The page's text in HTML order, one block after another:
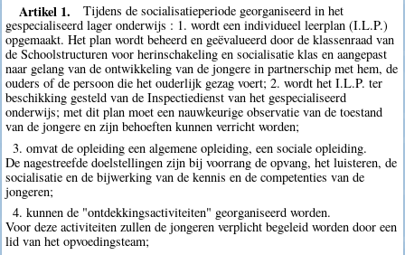
Artikel 1.
Tijdens de socialisatieperiode georganiseerd in het
gespecialiseerd lager onderwijs : 1. wordt een individueel leerplan (I.L.P.)
opgemaakt. Het plan wordt beheerd en geëvalueerd door de klassenraad van
de Schoolstructuren voor herinschakeling en socialisatie klas en aangepast
naar gelang van de ontwikkeling van de jongere in partnerschip met hem, de
ouders of de persoon die het ouderlijk gezag voert; 2. wordt het I.L.P. ter
beschikking gesteld van de Inspectiedienst van het gespecialiseerd
onderwijs; met dit plan moet een nauwkeurige observatie van de toestand
van de jongere en zijn behoeften kunnen verricht worden;
3. omvat de opleiding een algemene opleiding, een sociale opleiding.
De nagestreefde doelstellingen zijn bij voorrang de opvang, het luisteren, de
socialisatie en de bijwerking van de kennis en de competenties van de
jongeren;
4. kunnen de "ontdekkingsactiviteiten" georganiseerd worden.
Voor deze activiteiten zullen de jongeren verplicht begeleid worden door een
lid van het opvoedingsteam;